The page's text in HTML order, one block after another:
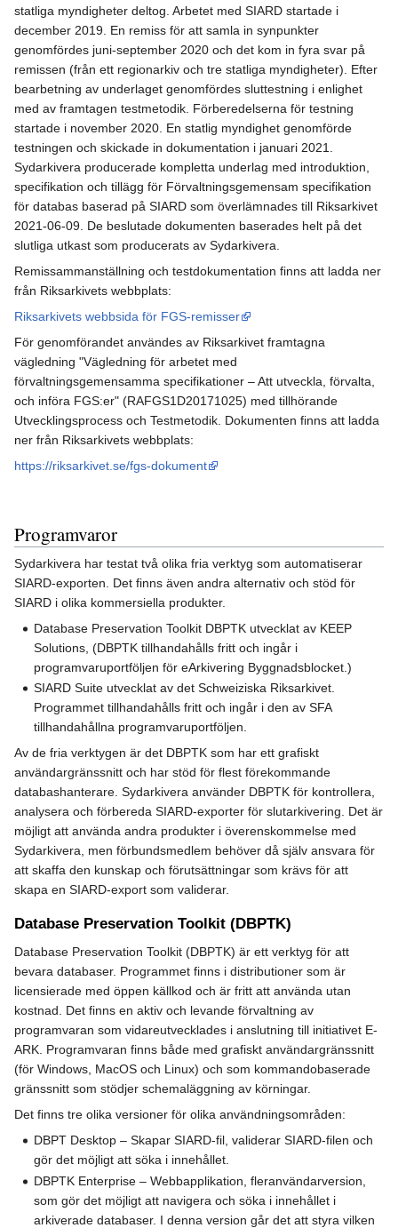
statliga myndigheter deltog. Arbetet med SIARD startade i
december 2019. En remiss för att samla in synpunkter
genomfördes juni-september 2020 och det kom in fyra svar på
remissen (från ett regionarkiv och tre statliga myndigheter). Efter
bearbetning av underlaget genomfördes sluttestning i enlighet
med av framtagen testmetodik. Förberedelserna för testning
startade i november 2020. En statlig myndighet genomförde
testningen och skickade in dokumentation i januari 2021.
Sydarkivera producerade kompletta underlag med introduktion,
specifikation och tillägg för Förvaltningsgemensam specifikation
för databas baserad på SIARD som överlämnades till Riksarkivet
2021-06-09. De beslutade dokumenten baserades helt på det
slutliga utkast som producerats av Sydarkivera.
Remissammanställning och testdokumentation finns att ladda ner
från Riksarkivets webbplats:
Riksarkivets webbsida för FGS-remisser
För genomförandet användes av Riksarkivet framtagna
vägledning "Vägledning för arbetet med
förvaltningsgemensamma specifikationer – Att utveckla, förvalta,
och införa FGS:er" (RAFGS1D20171025) med tillhörande
Utvecklingsprocess och Testmetodik. Dokumenten finns att ladda
ner från Riksarkivets webbplats:
https://riksarkivet.se/fgs-dokument
Programvaror
Sydarkivera har testat två olika fria verktyg som automatiserar
SIARD-exporten. Det finns även andra alternativ och stöd för
SIARD i olika kommersiella produkter.
Database Preservation Toolkit DBPTK utvecklat av KEEP
Solutions, (DBPTK tillhandahålls fritt och ingår i
programvaruportföljen för eArkivering Byggnadsblocket.)
SIARD Suite utvecklat av det Schweiziska Riksarkivet.
Programmet tillhandahålls fritt och ingår i den av SFA
tillhandahållna programvaruportföljen.
Av de fria verktygen är det DBPTK som har ett grafiskt
användargränssnitt och har stöd för flest förekommande
databashanterare. Sydarkivera använder DBPTK för kontrollera,
analysera och förbereda SIARD-exporter för slutarkivering. Det är
möjligt att använda andra produkter i överenskommelse med
Sydarkivera, men förbundsmedlem behöver då själv ansvara för
att skaffa den kunskap och förutsättningar som krävs för att
skapa en SIARD-export som validerar.
Database Preservation Toolkit (DBPTK)
Database Preservation Toolkit (DBPTK) är ett verktyg för att
bevara databaser. Programmet finns i distributioner som är
licensierade med öppen källkod och är fritt att använda utan
kostnad. Det finns en aktiv och levande förvaltning av
programvaran som vidareutvecklades i anslutning till initiativet E-
ARK. Programvaran finns både med grafiskt användargränssnitt
(för Windows, MacOS och Linux) och som kommandobaserade
gränssnitt som stödjer schemaläggning av körningar.
Det finns tre olika versioner för olika användningsområden:
DBPT Desktop – Skapar SIARD-fil, validerar SIARD-filen och
gör det möjligt att söka i innehållet.
DBPTK Enterprise – Webbapplikation, fleranvändarversion,
som gör det möjligt att navigera och söka i innehållet i
arkiverade databaser. I denna version går det att styra vilken